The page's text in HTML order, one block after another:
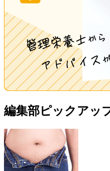
編集部ピックアッ